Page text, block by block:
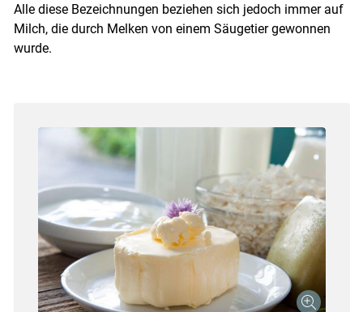
Alle diese Bezeichnungen beziehen sich jedoch immer auf
Milch, die durch Melken von einem Säugetier gewonnen
wurde.